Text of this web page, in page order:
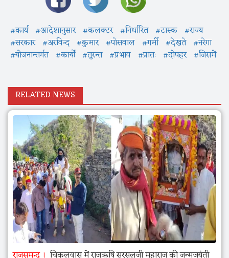
#कार्य #आदेशानुसार #कलक्टर #निर्धारित #टास्क #राज्य
#सरकार #अरविन्द #कुमार #पोसवाल #गर्मी #देखते #नरेगा
#योजनान्तर्गत #कार्यों #तुरन्त #प्रभाव #प्रातः #दोपहर #जिसमें
RELATED NEWS